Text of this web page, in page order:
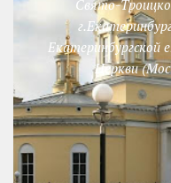
Свято-
Екатеринбургской
Церкви